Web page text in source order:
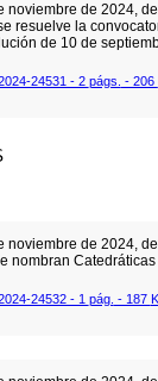
noviembre de 2024,
resuelve la
de 10 de
24531 - 2 págs. - 206
noviembre de 2024,
nombran
24532 - 1 pág. - 187